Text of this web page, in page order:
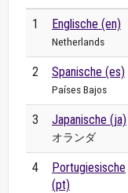
1 Englische (en)
Netherlands
2 Spanische (es)
Países Bajos
3 Japanische (ja)
オランダ
4
Portugiesische
(pt)